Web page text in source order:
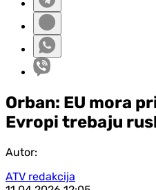
Orban: EU mora
Evropi trebaju
Autor:
ATV redakcija